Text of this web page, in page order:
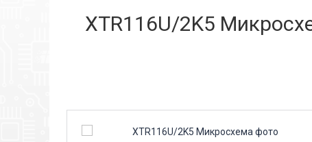
XTR116U/2K5